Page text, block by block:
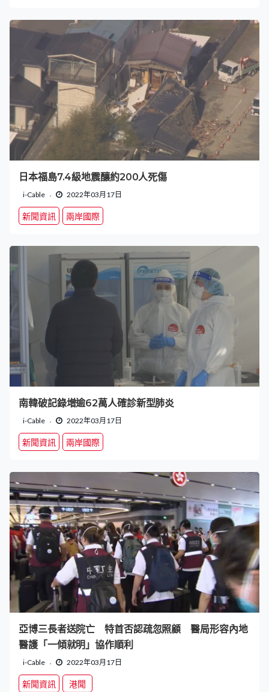
日本福島7.4級地震釀約200人死傷
i-Cable 2022年03月17日
新聞資訊 兩岸國際
南韓破記錄增逾62萬人確診新型肺炎
i-Cable 2022年03月17日
新聞資訊 兩岸國際
亞博三長者送院亡 特首否認疏忽照顧 醫局形容內地
醫護「一傾就明」協作順利
i-Cable 2022年03月17日
新聞資訊 港聞